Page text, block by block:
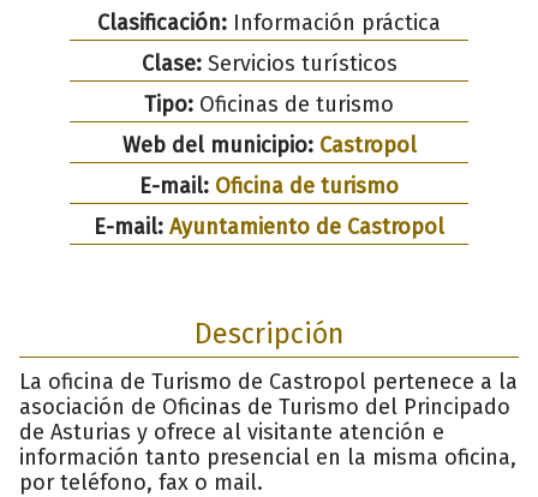
Clasificación: Información práctica
Clase:Servicios turísticos
Tipo: Oficinas de turismo
Web del municipio: Castropol
E-mail: Oficina de turismo
E-mail: Ayuntamiento de Castropol
Descripción
La oficina de Turismo de Castropol pertenece a la
asociación de Oficinas de Turismo del Principado
de Asturias y ofrece al visitante atención e
información tanto presencial en la misma oficina,
por teléfono, fax o mail.